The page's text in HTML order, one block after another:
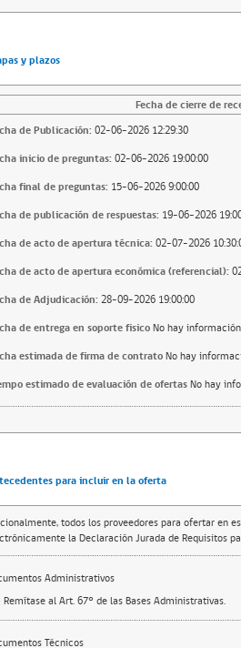
y plazos
Fecha de cierre de
de Publicación: 02-06-2026 12:29:30
inicio de preguntas: 02-06-2026 19:00:00
final de preguntas: 15-06-2026 9:00:00
de publicación de respuestas: 19-06-2026
de acto de apertura técnica: 02-07-2026
de acto de apertura económica (referencial):
de Adjudicación: 28-09-2026 19:00:00
de entrega en soporte fisicoNo hay información
estimada de firma de contratoNo hay
estimado de evaluación de ofertasNo hay
para incluir en la oferta
todos los proveedores para ofertar en
la Declaración Jurada de Requisitos
Administrativos
Remítase al Art. 67° de las Bases Administrativas.
Técnicos